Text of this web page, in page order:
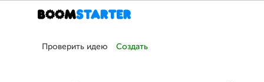
Проверить идею Создать